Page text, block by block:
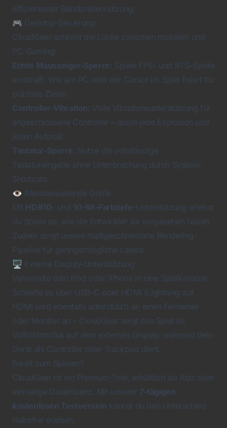
effizientester Bandbreitennutzung.
🎮 Desktop-Steuerung
CloudGear schließt die Lücke zwischen mobilem und
PC-Gaming:
Echte Mauszeiger-Sperre: Spiele FPS- und RTS-Spiele
ernsthaft. Wie am PC wird der Cursor im Spiel fixiert für
präzises Zielen.
Controller-Vibration: Volle Vibrationsunterstützung für
angeschlossene Controller – spüre jede Explosion und
jeden Aufprall.
Tastatur-Sperre: Nutze die vollständige
Tastatureingabe ohne Unterbrechung durch System-
Shortcuts.
👁️ Atemberaubende Grafik
Mit HDR10 - und 10-Bit-Farbtiefe -Unterstützung erlebst
du Spiele so, wie die Entwickler sie vorgesehen haben.
Zudem sorgt unsere maßgeschneiderte Rendering-
Pipeline für geringstmögliche Latenz.
🖥️ Externe Display-Unterstützung
Verwandle dein iPad oder iPhone in eine Spielkonsole.
Schließe es über USB-C oder HDMI (Lightning auf
HDMI wird ebenfalls unterstützt) an einen Fernseher
oder Monitor an – CloudGear zeigt das Spiel im
Vollbildmodus auf dem externen Display, während dein
Gerät als Controller oder Trackpad dient.
Bereit zum Spielen?
CloudGear ist ein Premium-Tool, erhältlich als Abo oder
einmalige Dauerlizenz. Mit unserer 7-tägigen
kostenlosen Testversion kannst du den Unterschied
risikofrei erleben.